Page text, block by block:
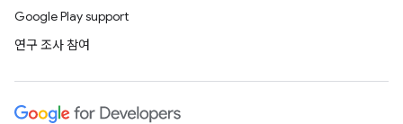
Google Play support
연구 조사 참여